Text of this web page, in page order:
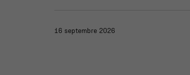
16 septembre 2026